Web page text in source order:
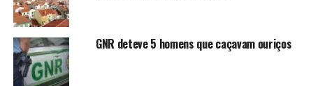
GNR deteve 5 homens que caçavam ouriços